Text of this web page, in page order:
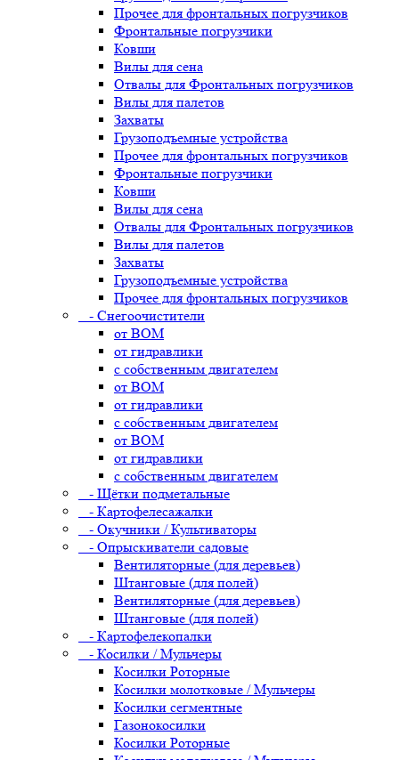
Прочее для фронтальных погрузчиков
Фронтальные погрузчики
Ковши
Вилы для сена
Отвалы для Фронтальных погрузчиков
Вилы для палетов
Захваты
Грузоподъемные устройства
Прочее для фронтальных погрузчиков
Фронтальные погрузчики
Ковши
Вилы для сена
Отвалы для Фронтальных погрузчиков
Вилы для палетов
Захваты
Грузоподъемные устройства
Прочее для фронтальных погрузчиков
- Снегоочистители
от ВОМ
от гидравлики
с собственным двигателем
от ВОМ
от гидравлики
с собственным двигателем
от ВОМ
от гидравлики
с собственным двигателем
- Щётки подметальные
- Картофелесажалки
- Окучники / Культиваторы
- Опрыскиватели садовые
Вентиляторные (для деревьев)
Штанговые (для полей)
Вентиляторные (для деревьев)
Штанговые (для полей)
- Картофелекопалки
- Косилки / Мульчеры
Косилки Роторные
Косилки молотковые / Мульчеры
Косилки сегментные
Газонокосилки
Косилки Роторные